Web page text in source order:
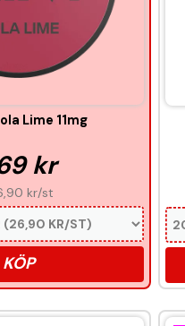
Lime 11mg
kr
kr/st
KÖP